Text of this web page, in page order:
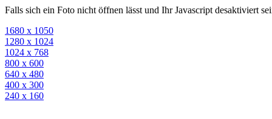
Falls sich ein Foto nicht öffnen lässt und Ihr Javascript desaktiviert
1680 x 1050
1280 x 1024
1024 x 768
800 x 600
640 x 480
400 x 300
240 x 160